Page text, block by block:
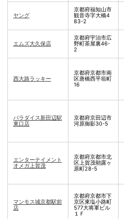
ヤング
京都府福知山市
観音寺字大橋4
83-2
エムズ大久保店
京都府宇治市広
野町茶屋裏46-
2
西大路ラッキー
京都府京都市南
区唐橋西平垣町
16
パラダイス新田辺駅
東口店
京都府京田辺市
河原御影30-5
エンターテイメント
オメガ上賀茂
京都府京都市北
区上賀茂朝露ヶ
原町28-5
マンモス城京都駅前
店
京都府京都市下
京区東塩小路町
577大将軍ビル
１Ｆ